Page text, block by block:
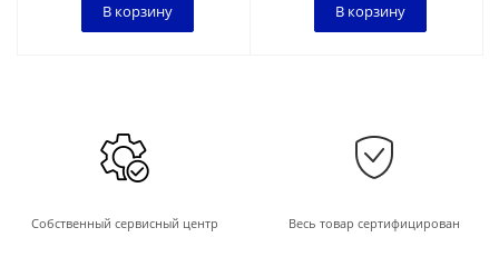
В корзину В корзину
Собственный сервисный центр Весь товар сертифицирован